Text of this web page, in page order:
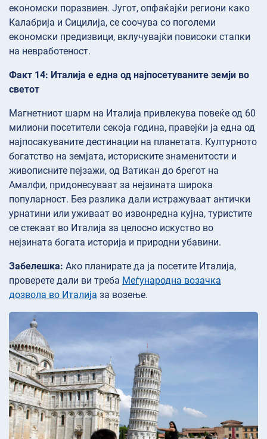
економски поразвиен. Југот, опфаќајќи региони како
Калабрија и Сицилија, се соочува со поголеми
економски предизвици, вклучувајќи повисоки стапки
на невработеност.
Факт 14: Италија е една од најпосетуваните земји во
светот
Магнетниот шарм на Италија привлекува повеќе од 60
милиони посетители секоја година, правејќи ја една од
најпосакуваните дестинации на планетата. Културното
богатство на земјата, историските знаменитости и
живописните пејзажи, од Ватикан до брегот на
Амалфи, придонесуваат за нејзината широка
популарност. Без разлика дали истражуваат антички
урнатини или уживаат во извонредна кујна, туристите
се стекаат во Италија за целосно искуство во
нејзината богата историја и природни убавини.
Забелешка: Ако планирате да ја посетите Италија,
проверете дали ви треба Меѓународна возачка
дозвола во Италија за возење.